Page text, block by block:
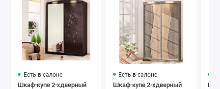
Есть в салоне
Шкаф-купе 2-хдверный
Есть в салоне
Шкаф-купе 2-хдверный